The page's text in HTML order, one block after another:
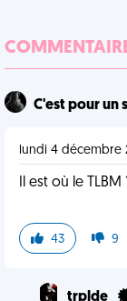
C'est pour un
lundi 4 décembre
Il est où le
43 9
trplde